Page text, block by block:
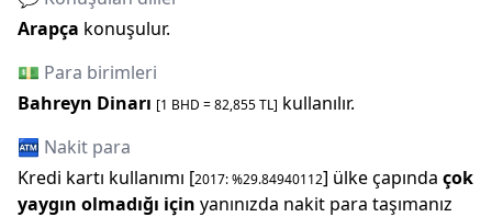
Arapça konuşulur.
💵 Para birimleri
Bahreyn Dinarı [1 BHD =82,855TL] kullanılır.
🏧 Nakit para
Kredi kartı kullanımı [2017: %29.84940112] ülke çapında çok
yaygın olmadığı için yanınızda nakit para taşımanız